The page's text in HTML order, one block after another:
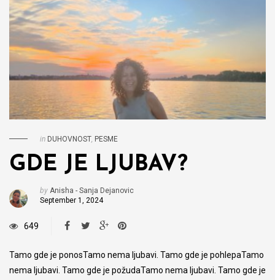
in DUHOVNOST, PESME
GDE JE LJUBAV?
by Anisha - Sanja Dejanovic
September 1, 2024
649
Tamo gde je ponosTamo nema ljubavi. Tamo gde je pohlepaTamo
nema ljubavi. Tamo gde je požudaTamo nema ljubavi. Tamo gde je